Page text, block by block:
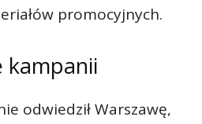
promocyjnych.
kampanii
odwiedził Warszawę,